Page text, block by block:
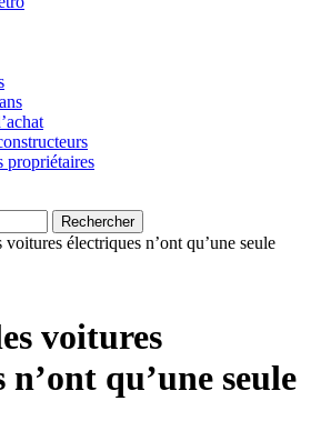
propriétaires
électriques n’ont qu’une seule
voitures
qu’une seule